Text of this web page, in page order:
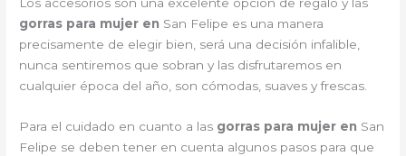
gorras para mujer en San Felipe es una manera
precisamente de elegir bien, será una decisión infalible,
nunca sentiremos que sobran y las disfrutaremos en
cualquier época del año, son cómodas, suaves y frescas.
Para el cuidado en cuanto a las gorras para mujer en San
Felipe se deben tener en cuenta algunos pasos para que